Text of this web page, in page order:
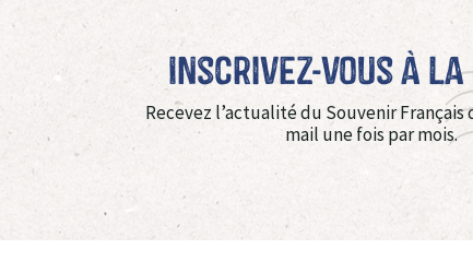
Inscrivez-vous à
Recevez l’actualité du Souvenir
mail une fois par mois.